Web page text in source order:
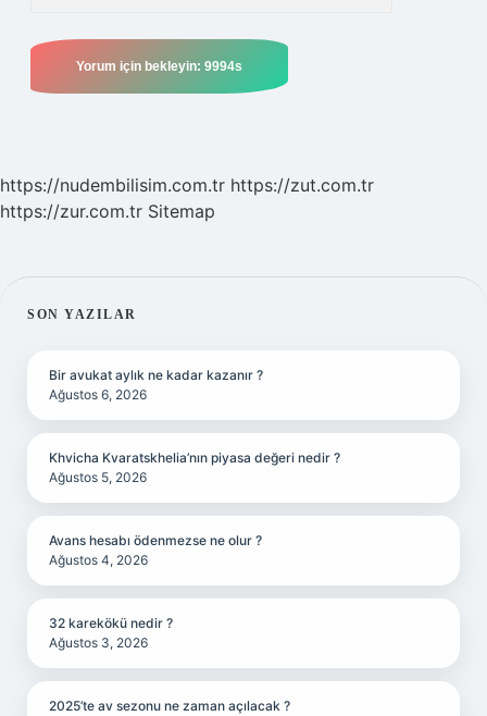
https://nudembilisim.com.tr https://zut.com.tr
https://zur.com.tr Sitemap
SIDEBAR
SON YAZILAR
Bir avukat aylık ne kadar kazanır ?
Ağustos 6, 2026
Khvicha Kvaratskhelia’nın piyasa değeri nedir ?
Ağustos 5, 2026
Avans hesabı ödenmezse ne olur ?
Ağustos 4, 2026
32 karekökü nedir ?
Ağustos 3, 2026
2025’te av sezonu ne zaman açılacak ?